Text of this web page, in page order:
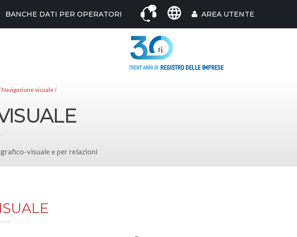
AREA UTENTE
BANCHE DATI PER OPERATORI
Navigazione visuale
visuale e per relazioni